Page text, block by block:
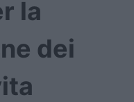
la
dei